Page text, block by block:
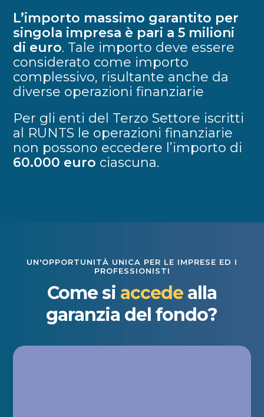
L’importo massimo garantito per
singola impresa è pari a 5 milioni
di euro. Tale importo deve essere
considerato come importo
complessivo, risultante anche da
diverse operazioni finanziarie
Per gli enti del Terzo Settore iscritti
al RUNTS le operazioni finanziarie
non possono eccedere l’importo di
60.000 euro ciascuna.
UN'OPPORTUNITÀ UNICA PER LE IMPRESE ED I
PROFESSIONISTI
Come si accede alla
garanzia del fondo?